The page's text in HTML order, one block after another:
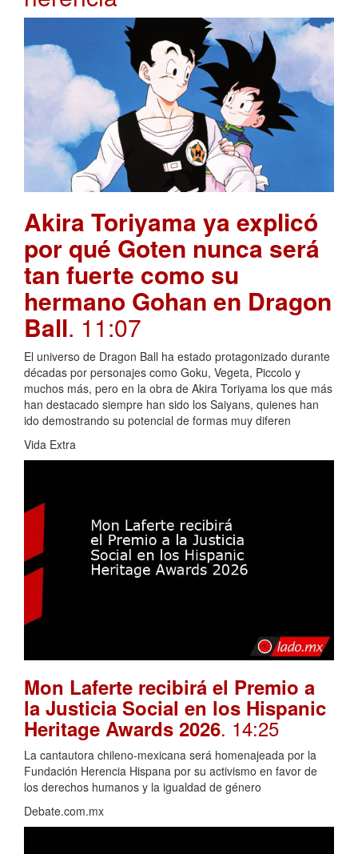
Akira Toriyama ya explicó
por qué Goten nunca será
tan fuerte como su
hermano Gohan en Dragon
Ball. 11:07
El universo de Dragon Ball ha estado protagonizado durante
décadas por personajes como Goku, Vegeta, Piccolo y
muchos más, pero en la obra de Akira Toriyama los que más
han destacado siempre han sido los Saiyans, quienes han
ido demostrando su potencial de formas muy diferen
Vida Extra
Mon Laferte recibirá el Premio a
la Justicia Social en los Hispanic
Heritage Awards 2026. 14:25
La cantautora chileno-mexicana será homenajeada por la
Fundación Herencia Hispana por su activismo en favor de
los derechos humanos y la igualdad de género
Debate.com.mx